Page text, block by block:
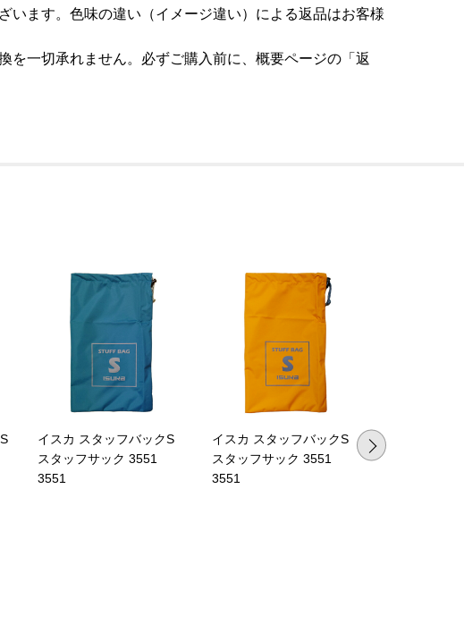
ます。色味の違い（イメージ違い）による返品はお客様
一切承れません。必ずご購入前に、概要ページの「返
イスカ スタッフバックS
スタッフサック 3551
3551
イスカ スタッフバックS
スタッフサック 3551
3551